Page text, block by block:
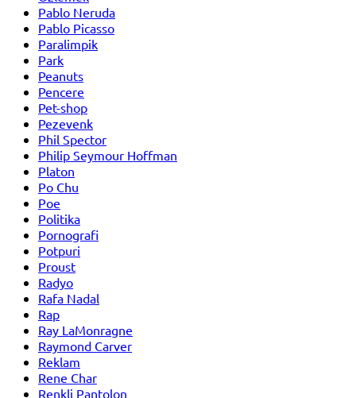
Pablo Neruda
Pablo Picasso
Paralimpik
Park
Peanuts
Pencere
Pet-shop
Pezevenk
Phil Spector
Philip Seymour Hoffman
Platon
Po Chu
Poe
Politika
Pornografi
Potpuri
Proust
Radyo
Rafa Nadal
Rap
Ray LaMonragne
Raymond Carver
Reklam
Rene Char
Renkli Pantolon